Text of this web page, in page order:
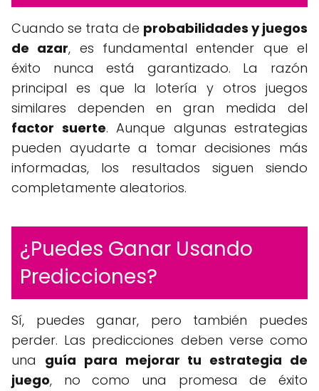
Cuando se trata de probabilidades y juegos
de azar, es fundamental entender que el
éxito nunca está garantizado. La razón
principal es que la lotería y otros juegos
similares dependen en gran medida del
factor suerte. Aunque algunas estrategias
pueden ayudarte a tomar decisiones más
informadas, los resultados siguen siendo
completamente aleatorios.
¿Puedes Ganar Usando
Predicciones?
Sí, puedes ganar, pero también puedes
perder. Las predicciones deben verse como
una guía para mejorar tu estrategia de
juego, no como una promesa de éxito